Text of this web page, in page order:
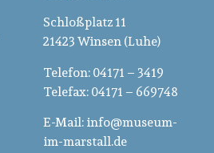
Schloßplatz 11
21423 Winsen (Luhe)
Telefon: 04171 – 3419
Telefax: 04171 – 669748
E-Mail: info@museum-
im-marstall.de